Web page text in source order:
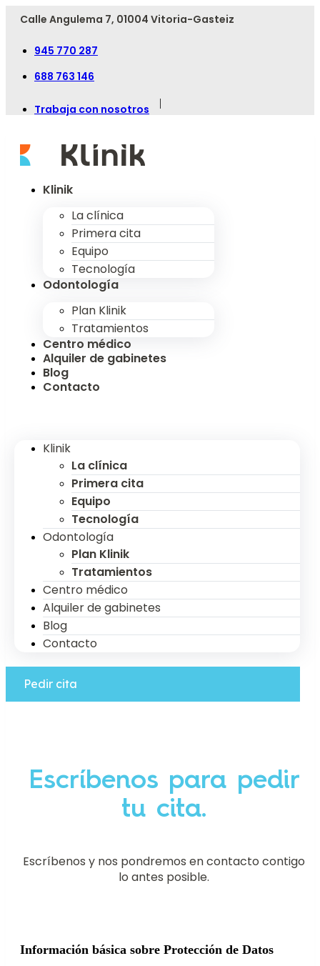
Calle Angulema 7, 01004 Vitoria-Gasteiz
945 770 287
688 763 146
|
Trabaja con nosotros
Klinik
La clínica
Primera cita
Equipo
Tecnología
Odontología
Plan Klinik
Tratamientos
Centro médico
Alquiler de gabinetes
Blog
Contacto
Klinik
La clínica
Primera cita
Equipo
Tecnología
Odontología
Plan Klinik
Tratamientos
Centro médico
Alquiler de gabinetes
Blog
Contacto
Pedir cita
Escríbenos para pedir
tu cita.
Escríbenos y nos pondremos en contacto contigo
lo antes posible.
Información básica sobre Protección de Datos